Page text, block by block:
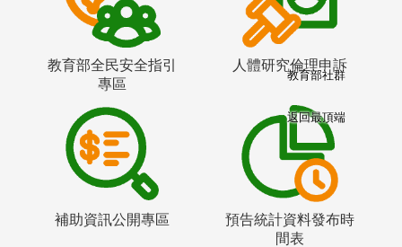
教育部全民安全指引
專區
人體研究倫理申訴
補助資訊公開專區
預告統計資料發布時
間表
教育部社群
返回最頂端